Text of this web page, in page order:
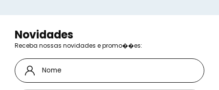
Novidades
Receba nossas novidades e promo��es: